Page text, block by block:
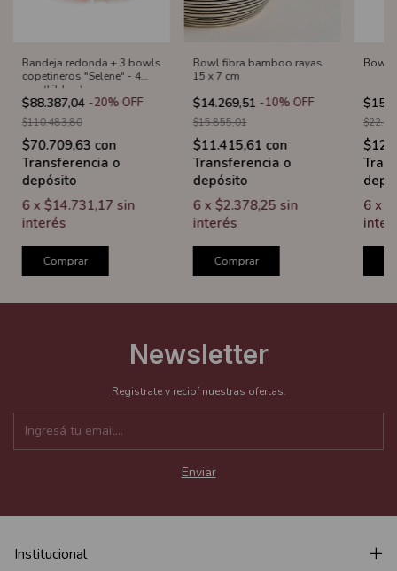
Bandeja redonda + 3 bowls
copetineros "Selene" - 4
pzs (Libbey)
$88.387,04 -20% OFF
$110.483,80
$70.709,63 con
Transferencia o
depósito
6 x $14.731,17 sin
interés
Comprar
Bowl fibra bamboo rayas
15 x 7 cm
$14.269,51 -10% OFF
$15.855,01
$11.415,61 con
Transferencia o
depósito
6 x $2.378,25 sin
interés
Comprar
Bowl
6 x
Newsletter
Registrate y recibí nuestras ofertas.
Institucional